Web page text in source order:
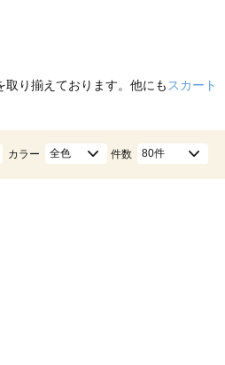
取り揃えております。他にも スカート
カラー 全色 件数 80件